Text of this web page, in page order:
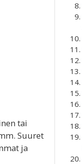
tai
Suuret
ja